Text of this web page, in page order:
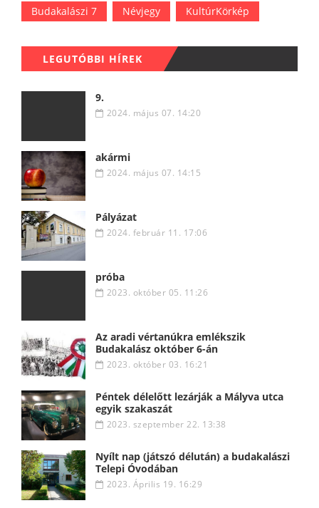
Budakalászi 7
Névjegy KultúrKörkép
LEGUTÓBBI HÍREK
9.
2024. május 07. 14:20
akármi
2024. május 07. 14:15
Pályázat
2024. február 11. 17:06
próba
2023. október 05. 11:26
Az aradi vértanúkra emlékszik
Budakalász október 6-án
2023. október 03. 16:21
Péntek délelőtt lezárják a Mályva utca
egyik szakaszát
2023. szeptember 22. 13:38
Nyílt nap (játszó délután) a budakalászi
Telepi Óvodában
2023. Április 19. 16:29